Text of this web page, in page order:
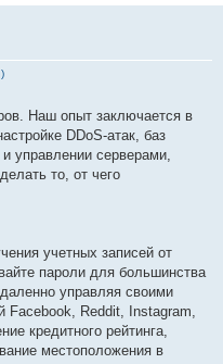
Наш опыт заключается в
DDoS-атак, баз
управлении серверами,
то, от чего
учетных записей от
пароли для большинства
управляя своими
Facebook, Reddit, Instagram,
кредитного рейтинга,
местоположения в